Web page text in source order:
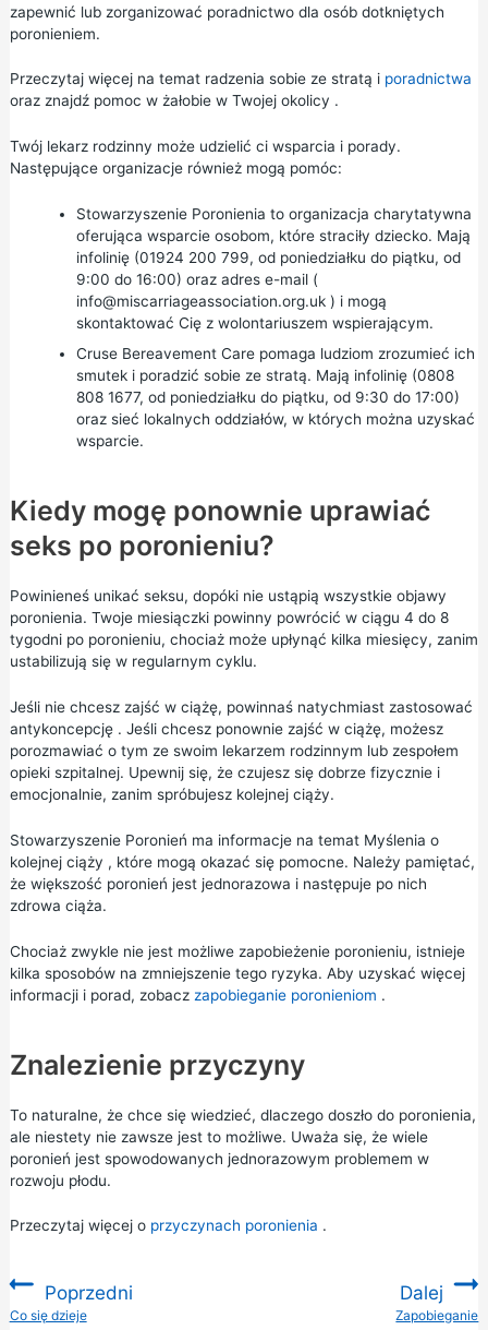
zapewnić lub zorganizować poradnictwo dla osób dotkniętych
poronieniem.
Przeczytaj więcej na temat radzenia sobie ze stratą i poradnictwa
oraz znajdź pomoc w żałobie w Twojej okolicy .
Twój lekarz rodzinny może udzielić ci wsparcia i porady.
Następujące organizacje również mogą pomóc:
Stowarzyszenie Poronienia to organizacja charytatywna
oferująca wsparcie osobom, które straciły dziecko. Mają
infolinię (01924 200 799, od poniedziałku do piątku, od
9:00 do 16:00) oraz adres e-mail (
info@miscarriageassociation.org.uk) i mogą
skontaktować Cię z wolontariuszem wspierającym.
Cruse Bereavement Carepomaga ludziom zrozumieć ich
smutek i poradzić sobie ze stratą. Mają infolinię (0808
808 1677, od poniedziałku do piątku, od 9:30 do 17:00)
oraz sieć lokalnych oddziałów, wktórych można uzyskać
wsparcie.
Kiedy mogę ponownie uprawiać
seks po poronieniu?
Powinieneś unikać seksu, dopóki nie ustąpią wszystkie objawy
poronienia. Twoje miesiączki powinny powrócić w ciągu 4 do 8
tygodni po poronieniu, chociaż może upłynąć kilka miesięcy, zanim
ustabilizują się w regularnym cyklu.
Jeśli nie chcesz zajść w ciążę, powinnaś natychmiast zastosować
antykoncepcję. Jeśli chcesz ponownie zajść w ciążę, możesz
porozmawiać o tym ze swoim lekarzem rodzinnym lub zespołem
opieki szpitalnej. Upewnij się, że czujesz się dobrze fizycznie i
emocjonalnie, zanim spróbujesz kolejnej ciąży.
Stowarzyszenie Poronień ma informacje na temat Myślenia o
kolejnej ciąży , które mogą okazać się pomocne. Należy pamiętać,
że większość poronień jest jednorazowa i następuje po nich
zdrowa ciąża.
Chociaż zwykle nie jest możliwe zapobieżenie poronieniu, istnieje
kilka sposobów na zmniejszenie tego ryzyka. Aby uzyskać więcej
informacji i porad, zobacz zapobieganie poronieniom .
Znalezienie przyczyny
To naturalne, że chce się wiedzieć, dlaczego doszło do poronienia,
ale niestety nie zawsze jest to możliwe. Uważa się, że wiele
poronień jest spowodowanych jednorazowym problemem w
rozwoju płodu.
Przeczytaj więcej o przyczynach poronienia .
Poprzedni
:Co się dzieje
Dalej
Zapobieganie